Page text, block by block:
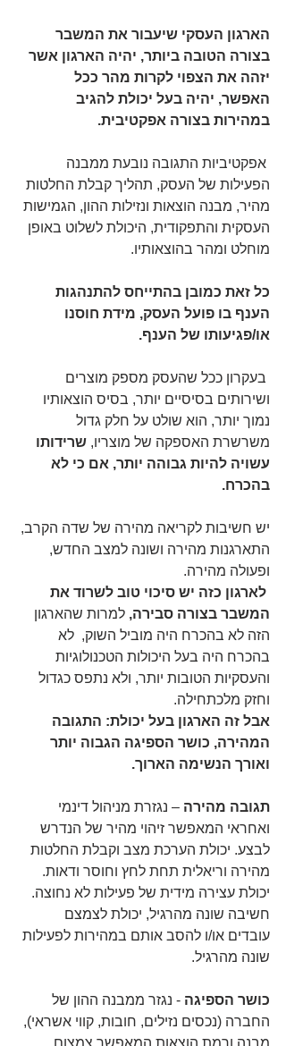
הארגון העסקי שיעבור את המשבר
בצורה הטובה ביותר, יהיה הארגון אשר
יזהה את הצפוי לקרות מהר ככל
האפשר, יהיה בעל יכולת להגיב
במהירות בצורה אפקטיבית.
אפקטיביות התגובה נובעת ממבנה
הפעילות של העסק, תהליך קבלת החלטות
מהיר, מבנה הוצאות ונזילות ההון, הגמישות
העסקית והתפקודית, היכולת לשלוט באופן
מוחלט ומהר בהוצאותיו.
כל זאת כמובן בהתייחס להתנהגות
הענף בו פועל העסק, מידת חוסנו
או/פגיעותו של הענף.
בעקרון ככל שהעסק מספק מוצרים
ושירותים בסיסיים יותר, בסיס הוצאותיו
נמוך יותר, הוא שולט על חלק גדול
משרשרת האספקה של מוצריו, שרידותו
עשויה להיות גבוהה יותר, אם כי לא
בהכרח.
יש חשיבות לקריאה מהירה של שדה הקרב,
התארגנות מהירה ושונה למצב החדש,
ופעולה מהירה.
לארגון כזה יש סיכוי טוב לשרוד את
המשבר בצורה סבירה, למרות שהארגון
הזה לא בהכרח היה מוביל השוק,  לא
בהכרח היה בעל היכולות הטכנולוגיות
והעסקיות הטובות יותר, ולא נתפס כגדול
וחזק מלכתחילה.
אבל זה הארגון בעל יכולת: התגובה
המהירה, כושר הספיגה הגבוה יותר
ואורך הנשימה הארוך.
תגובה מהירה – נגזרת מניהול דינמי
ואחראי המאפשר זיהוי מהיר של הנדרש
לבצע. יכולת הערכת מצב וקבלת החלטות
מהירה וריאלית תחת לחץ וחוסר ודאות.
יכולת עצירה מידית של פעילות לא נחוצה.
חשיבה שונה מהרגיל, יכולת לצמצם
עובדים או/ו להסב אותם במהירות לפעילות
שונה מהרגיל.
כושר הספיגה - נגזר ממבנה ההון של
החברה (נכסים נזילים, חובות, קווי אשראי),
מבנה ורמת הוצאות המאפשר צמצום